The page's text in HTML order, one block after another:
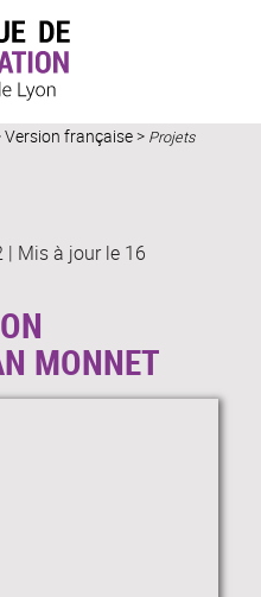
Version française> Projets
| Mis à jour le 16
MONNET